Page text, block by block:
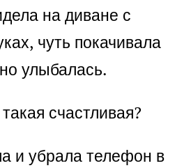
на диване с
чуть покачивала
улыбалась.
счастливая?
и убрала телефон в